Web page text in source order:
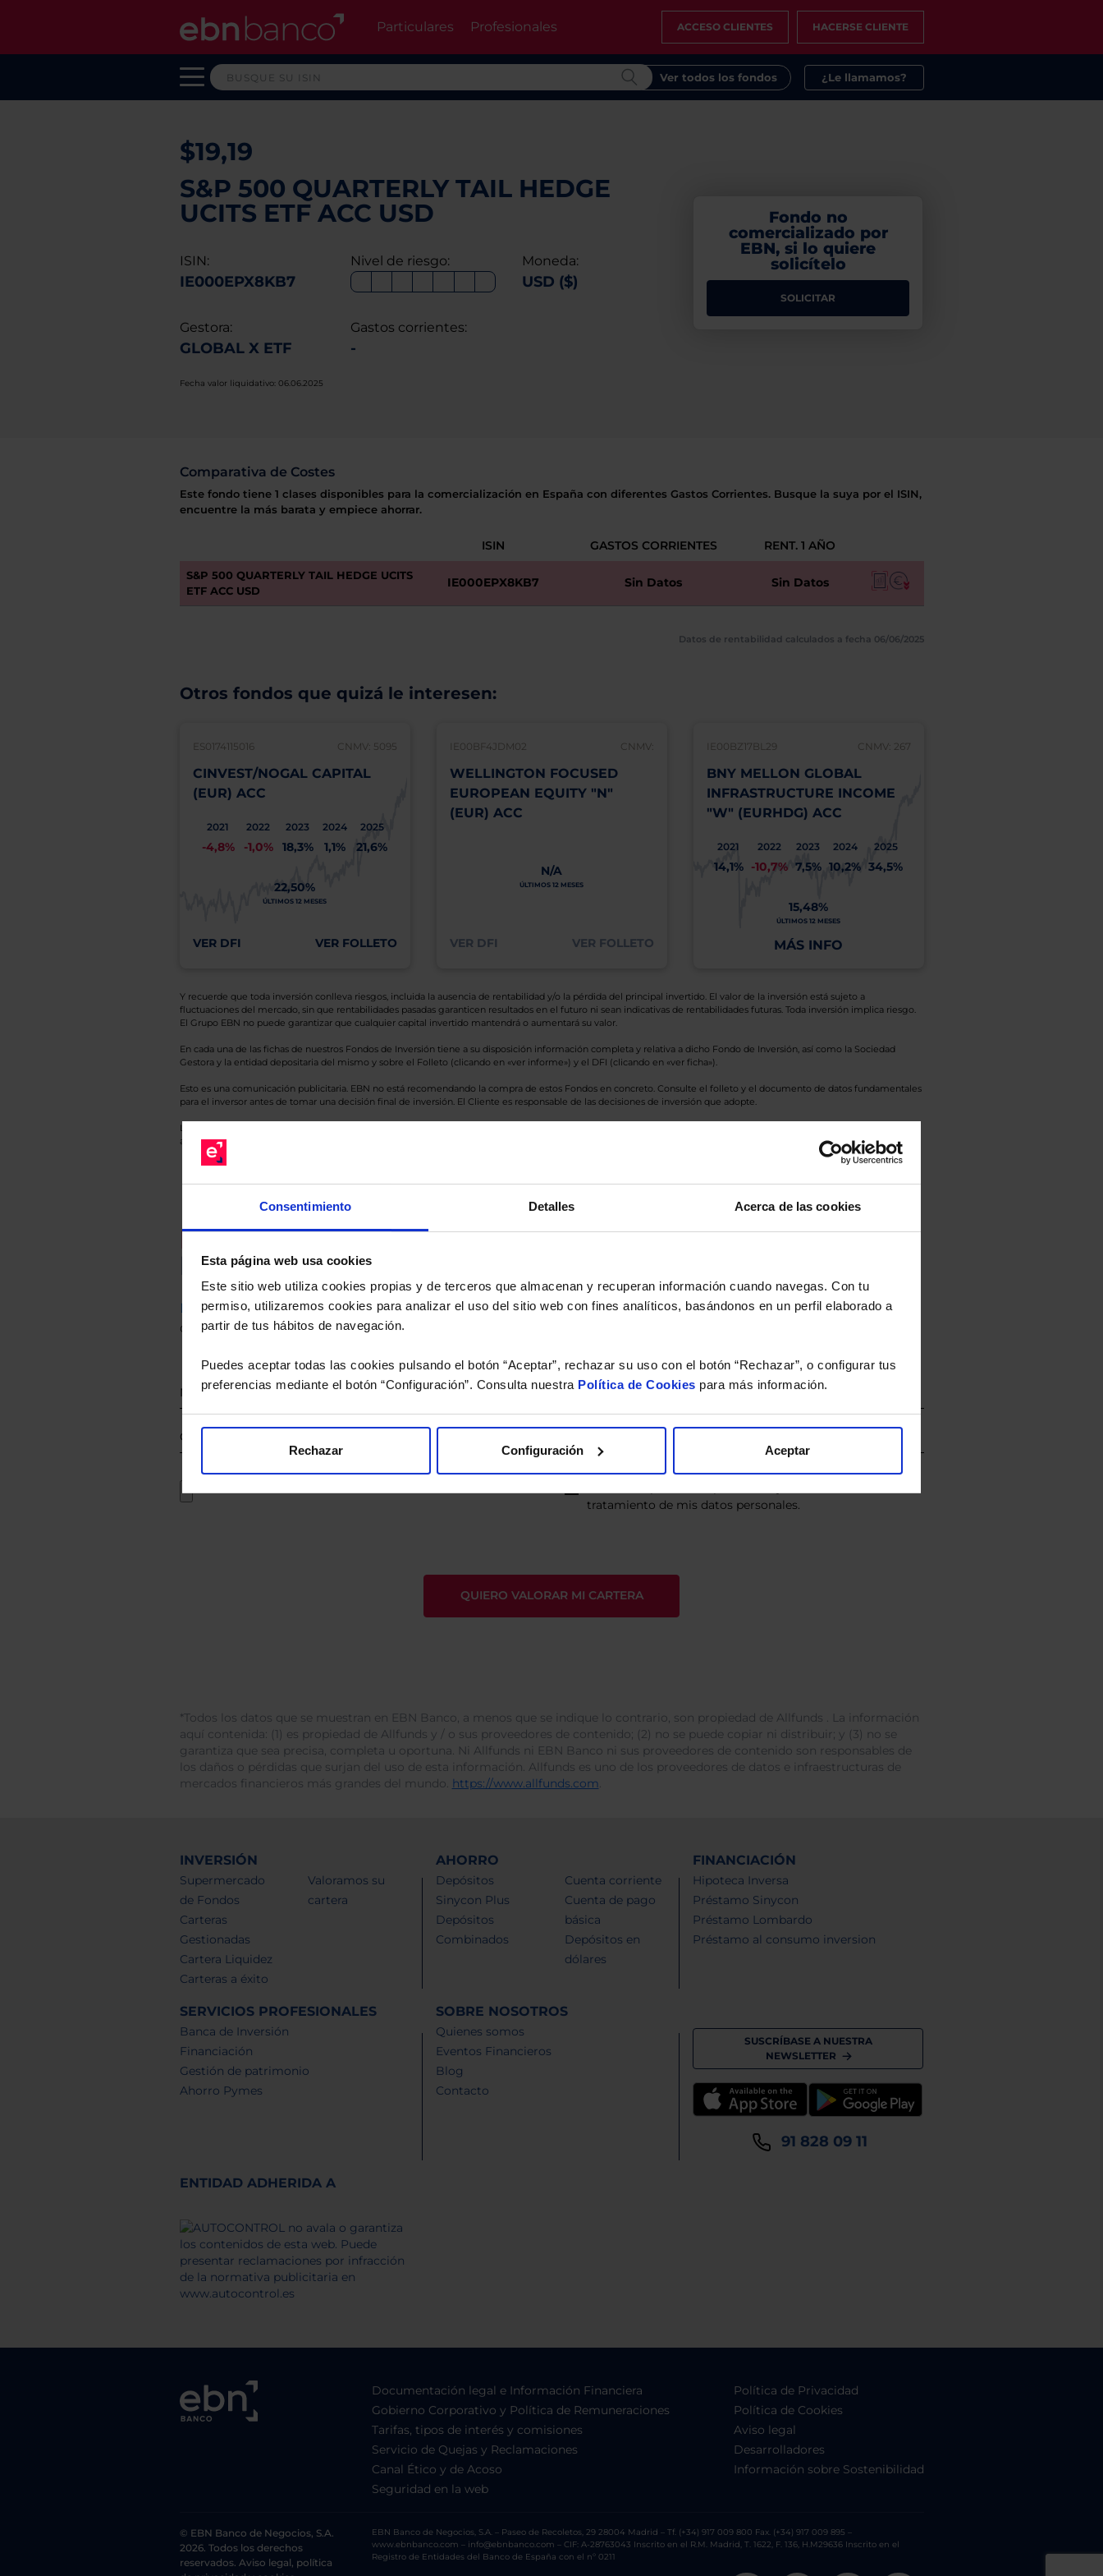
Consentimiento Detalles Acerca de las cookies
Esta página web usa cookies
Este sitio web utiliza cookies propias y de terceros que almacenan y recuperan información cuando navegas. Con tu
permiso, utilizaremos cookies para analizar el uso del sitio web con fines analíticos, basándonos en un perfil elaborado a
partir de tus hábitos de navegación.
Puedes aceptar todas las cookies pulsando el botón “Aceptar”, rechazar su uso con el botón “Rechazar”, o configurar tus
preferencias mediante el botón “Configuración”. Consulta nuestra Política de Cookies para más información.
Rechazar Configuración Aceptar
Particulares Profesionales ACCESO CLIENTES HACERSE CLIENTE
Ver todos los fondos ¿Le llamamos?
$19,19
S&P 500 QUARTERLY TAIL HEDGE
UCITS ETF ACC USD
ISIN:
IE000EPX8KB7
Nivel de riesgo: Moneda:
USD ($)
Gestora:
GLOBAL X ETF
Gastos corrientes:
-
Fecha valor liquidativo: 06.06.2025
Fondo no
comercializado por
EBN, si lo quiere
solicítelo
SOLICITAR
Comparativa de Costes
Este fondo tiene 1 clases disponibles para la comercialización en España con diferentes Gastos Corrientes. Busque la suya por el ISIN,
encuentre la más barata y empiece ahorrar.
ISIN GASTOS CORRIENTES RENT. 1 AÑO
S&P 500 QUARTERLY TAIL HEDGE UCITS
ETF ACC USD
IE000EPX8KB7 Sin Datos Sin Datos
Datos de rentabilidad calculados a fecha 06/06/2025
Otros fondos que quizá le interesen:
ES0174115016 CNMV: 5095
CINVEST/NOGAL CAPITAL
(EUR) ACC
2021
-4,8%
2022
-1,0%
2023
18,3%
2024
1,1%
2025
21,6%
22,50%
ÚLTIMOS 12 MESES
VER DFI VER FOLLETO
IE00BF4JDM02 CNMV:
WELLINGTON FOCUSED
EUROPEAN EQUITY "N"
(EUR) ACC
N/A
ÚLTIMOS 12 MESES
VER DFI VER FOLLETO
IE00BZ17BL29 CNMV: 267
BNY MELLON GLOBAL
INFRASTRUCTURE INCOME
"W" (EURHDG) ACC
2021
14,1%
2022
-10,7%
2023
7,5%
2024
10,2%
2025
34,5%
15,48%
ÚLTIMOS 12 MESES
MÁS INFO
Y recuerde que toda inversión conlleva riesgos, incluida la ausencia de rentabilidad y/o la pérdida del principal invertido. El valor de la inversión está sujeto a
fluctuaciones del mercado, sin que rentabilidades pasadas garanticen resultados en el futuro ni sean indicativas de rentabilidades futuras. Toda inversión implica riesgo.
El Grupo EBN no puede garantizar que cualquier capital invertido mantendrá o aumentará su valor.
En cada una de las fichas de nuestros Fondos de Inversión tiene a su disposición información completa y relativa a dicho Fondo de Inversión, así como la Sociedad
Gestora y la entidad depositaria del mismo y sobre el Folleto (clicando en «ver informe») y el DFI (clicando en «ver ficha»).
Esto es una comunicación publicitaria. EBN no está recomendando la compra de estos Fondos en concreto. Consulte el folleto y el documento de datos fundamentales
para el inversor antes de tomar una decisión final de inversión. El Cliente es responsable de las decisiones de inversión que adopte.
Los datos de rentabilidad mostrados hacen referencia a los Valores Liquidativos del Fondo al cierre de la última sesión, y se calculan de Valor Liquidativo de la sesión
anterior a Valor Liquidativo actual con reinversión de dividendos si el fondo es de reparto. Todas las rentabilidades mostradas están en la divisa Euro.
Recomendado.
Le hacemos un estudio gratuito de su cartera.
Descárguese el archivoe indíquenos los ISINs de sus Fondos y nuestros expertos le enviarán un estudio gratuito
de sus alternativas de Clases Limpias con las que podrá ahorrar en sus costes.
tratamiento de mis datos personales.
*Todos los datos que se muestran en EBN Banco, a menos que se indique lo contrario, son propiedad de Allfunds . La información
aquí contenida: (1) es propiedad de Allfunds y / o sus proveedores de contenido; (2) no se puede copiar ni distribuir; y (3) no se
garantiza que sea precisa, completa u oportuna. Ni Allfunds ni EBN Banco ni sus proveedores de contenido son responsables de
los daños o pérdidas que surjan del uso de esta información. Allfunds es uno de los proveedores de datos e infraestructuras de
mercados financieros más grandes del mundo. https://www.allfunds.com.
INVERSIÓN
Supermercado
de Fondos
Carteras
Gestionadas
Cartera Liquidez
Carteras a éxito
Valoramos su
cartera
AHORRO
Depósitos
Sinycon Plus
Depósitos
Combinados
Cuenta corriente
Cuenta de pago
básica
Depósitos en
dólares
FINANCIACIÓN
Hipoteca Inversa
Préstamo Sinycon
Préstamo Lombardo
Préstamo al consumo inversion
SERVICIOS PROFESIONALES
Banca de Inversión
Financiación
Gestión de patrimonio
Ahorro Pymes
SOBRE NOSOTROS
Quienes somos
Eventos Financieros
Blog
Contacto
SUSCRÍBASE A NUESTRA
NEWSLETTER
91 828 09 11
ENTIDAD ADHERIDA A
Documentación legal e Información Financiera
Gobierno Corporativo y Política de Remuneraciones
Tarifas, tipos de interés y comisiones
Servicio de Quejas y Reclamaciones
Canal Ético y de Acoso
Seguridad en la web
Política de Privacidad
Política de Cookies
Aviso legal
Desarrolladores
Información sobre Sostenibilidad
© EBN Banco de Negocios, S.A.
2026. Todos los derechos
reservados. Aviso legal, política
EBN Banco de Negocios, S.A. – Paseo de Recoletos, 29 28004 Madrid – Tf. (+34) 917 009 800 Fax. (+34) 917 009 895 –
www.ebnbanco.com – info@ebnbanco.com – CIF: A-28763043 Inscrito en el R.M. Madrid, T. 1622, F. 136, H.M29636 Inscrito en el
Registro de Entidades del Banco de España con el nº 0211